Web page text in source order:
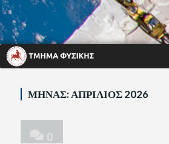
ΜΉΝΑΣ: ΑΠΡΊΛΙΟΣ 2026
0